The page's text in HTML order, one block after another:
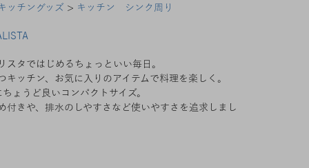
ッチングッズ > キッチン シンク周り
スタではじめるちょっといい毎日。
キッチン、お気に入りのアイテムで料理を楽しく。
ょうど良いコンパクトサイズ。
付きや、排水のしやすさなど使いやすさを追求しまし